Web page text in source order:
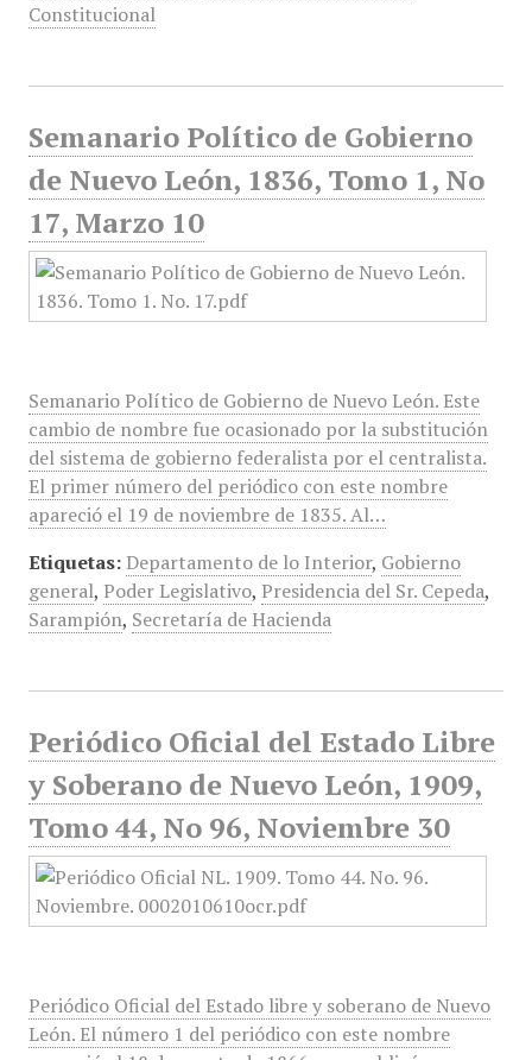
Constitucional
Semanario Político de Gobierno
de Nuevo León, 1836, Tomo 1, No
17, Marzo 10
Semanario Político de Gobierno de Nuevo León. Este
cambio de nombre fue ocasionado por la substitución
del sistema de gobierno federalista por el centralista.
El primer número del periódico con este nombre
apareció el 19 de noviembre de 1835. Al…
Etiquetas: Departamento de lo Interior, Gobierno
general, Poder Legislativo, Presidencia del Sr. Cepeda,
Sarampión, Secretaría de Hacienda
Periódico Oficial del Estado Libre
y Soberano de Nuevo León, 1909,
Tomo 44, No 96, Noviembre 30
Periódico Oficial del Estado libre y soberano de Nuevo
León. El número 1 del periódico con este nombre